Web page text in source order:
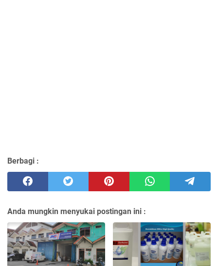
Berbagi :
Anda mungkin menyukai postingan ini :